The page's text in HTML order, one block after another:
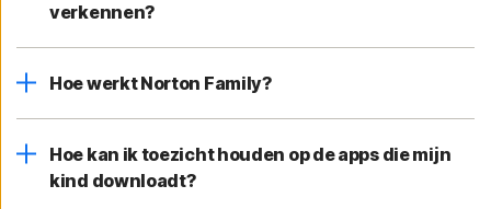
verkennen?
Hoe werkt Norton Family?
Hoe kan ik toezicht houden op de apps die mijn
kind downloadt?